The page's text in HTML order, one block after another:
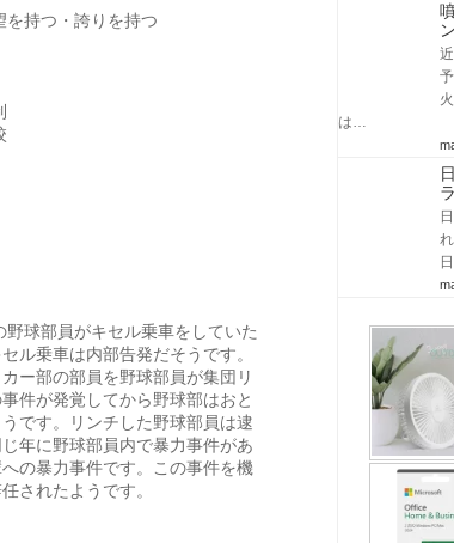
を持つ・誇りを持つ
球部員がキセル乗車をしていた
ル乗車は内部告発だそうです。
ー部の部員を野球部員が集団リ
件が発覚してから野球部はおと
です。リンチした野球部員は逮
年に野球部員内で暴力事件があ
の暴力事件です。この事件を機
されたようです。
は…